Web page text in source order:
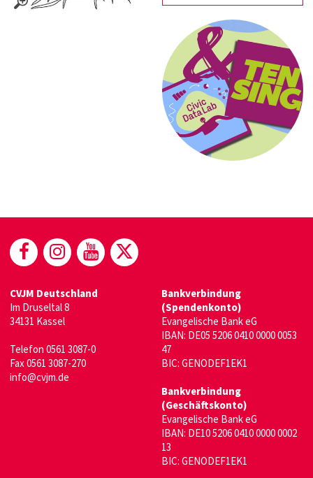
(öffnet in neuem Fenster)
(öffnet in neuem Fenster)
(öffnet in neuem Fenster)
(öffnet in neuem
CVJM Deutschland
Im Druseltal 8
34131 Kassel
Telefon 0561 3087-0
Fax 0561 3087-270
info@cvjm.de
Bankverbindung
(Spendenkonto)
Evangelische Bank eG
IBAN: DE05 5206 0410 0000 0053
47
BIC: GENODEF1EK1
Bankverbindung
(Geschäftskonto)
Evangelische Bank eG
IBAN: DE10 5206 0410 0000 0002
13
BIC: GENODEF1EK1